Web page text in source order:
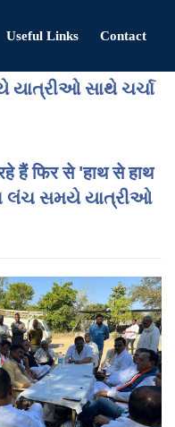
Useful Links Contact
યાત્રીઓ સાથે ચર્ચા
हैं फिर से 'हाथ से हाथ
લંચ સમયે યાત્રીઓ